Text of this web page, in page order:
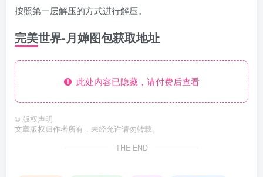
按照第一层解压的方式进行解压。
完美世界-月婵图包获取地址
此处内容已隐藏，请付费后查看
© 版权声明
文章版权归作者所有，未经允许请勿转载。
THE END